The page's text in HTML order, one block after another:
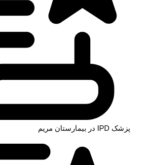
پزشک IPD در بیمارستان مریم